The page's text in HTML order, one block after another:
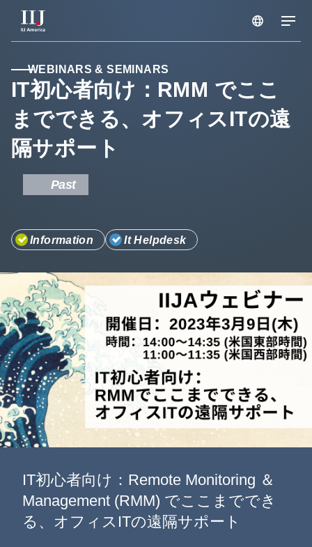
サービス & ソリューション
ブログ
セミナー
メンテナンス情報
お知らせ
企業情報
WEBINARS & SEMINARS
IT初心者向け：RMM でここ
までできる、オフィスITの遠
隔サポート
Past
Information It Helpdesk
IT初心者向け：Remote Monitoring ＆
Management (RMM) でここまででき
る、オフィスITの遠隔サポート